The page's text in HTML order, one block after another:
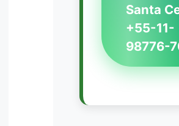
Santa
+55-11-
98776-